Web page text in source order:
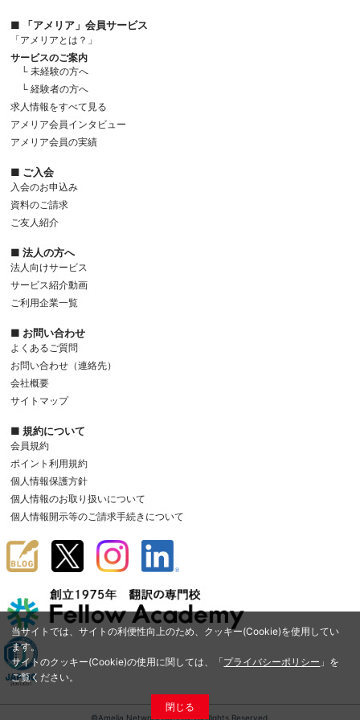
当サイトでは、サイトの利便性向上のため、クッキー(Cookie)を使用してい
ます。
サイトのクッキー(Cookie)の使用に関しては、「プライバシーポリシー 」を
ご覧ください。
閉じる
■ 「アメリア」会員サービス
「アメリアとは？」
サービスのご案内
└ 未経験の方へ
└ 経験者の方へ
求人情報をすべて見る
アメリア会員インタビュー
アメリア会員の実績
■ ご入会
入会のお申込み
資料のご請求
ご友人紹介
■ 法人の方へ
法人向けサービス
サービス紹介動画
ご利用企業一覧
■ お問い合わせ
よくあるご質問
お問い合わせ（連絡先）
会社概要
サイトマップ
■ 規約について
会員規約
ポイント利用規約
個人情報保護方針
個人情報のお取り扱いについて
個人情報開示等のご請求手続きについて
©Amelia Network Co.,Ltd. All Rights Reserved.